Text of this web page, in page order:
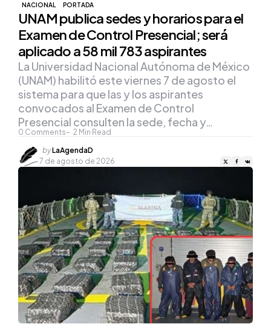
NACIONAL PORTADA
UNAM publica sedes y horarios para el
Examen de Control Presencial; será
aplicado a 58 mil 783 aspirantes
0 Comments 2 Min Read
La Universidad Nacional Autónoma de México
(UNAM) habilitó este viernes 7 de agosto el
sistema para que las y los aspirantes
convocados al Examen de Control
Presencial consulten la sede, fecha y…
Posted
by
byLaAgendaD
7 de agosto de 2026